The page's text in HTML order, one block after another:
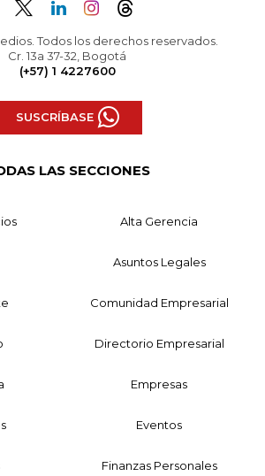
Todos los derechos reservados.
Cr. 13a 37-32, Bogotá
(+57) 1 4227600
SUSCRÍBASE
LAS SECCIONES
Alta Gerencia
Asuntos Legales
Comunidad Empresarial
Directorio Empresarial
Empresas
Eventos
Finanzas Personales